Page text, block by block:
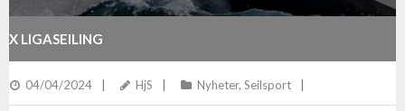
X LIGASEILING
04/04/2024 HjS Nyheter, Seilsport